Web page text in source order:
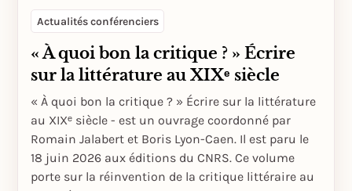
Actualités conférenciers
« À quoi bon la critique ? » Écrire
sur la littérature au XIXᵉ siècle
« À quoi bon la critique ? » Écrire sur la littérature
au XIXᵉ siècle - est un ouvrage coordonné par
Romain Jalabert et Boris Lyon-Caen. Il est paru le
18 juin 2026 aux éditions du CNRS. Ce volume
porte sur la réinvention de la critique littéraire au